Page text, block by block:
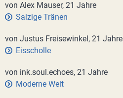
von Alex Mauser, 21 Jahre
Salzige Tränen
von Justus Freisewinkel, 21 Jahre
Eisscholle
von ink.soul.echoes, 21 Jahre
Moderne Welt